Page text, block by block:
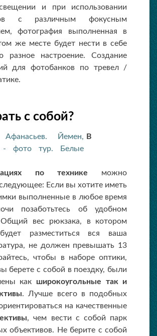
и при использовании
с различным фокусным
фотография выполненная в
же месте будет нести в себе
разное настроение. Создание
для фотобанков по тревел /
с собой?
В
по технике можно
Если вы хотите иметь
выполненные в любое время
позаботьтесь об удобном
вес рюкзака, в котором
разместиться вся ваша
не должен превышать 13
чтобы в наборе оптики,
берете с собой в поездку, были
как широкоугольные так и
. Лучше всего в подобных
на качественные
, чем вести с собой парк
объективов. Не берите с собой